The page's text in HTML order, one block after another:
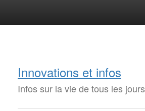
Innovations et infos
Infos sur la vie de tous les jours